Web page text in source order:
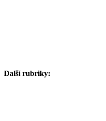
Další rubriky: